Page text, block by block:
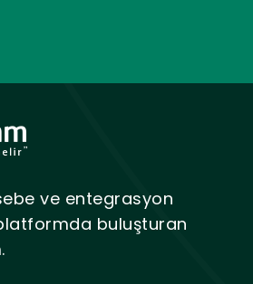
ve entegrasyon
buluşturan